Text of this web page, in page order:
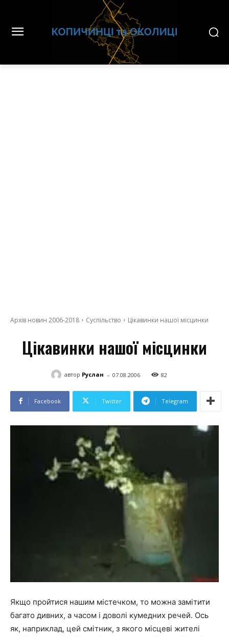
Архів новин 2006-2018 Суспільство Цікавинки нашої місцинки
Цікавинки нашої місцинки
автор Руслан - 07.08.2006 82
Facebook Twitter Telegram
Якщо пройтися нашим містечком, то можна замітити
багато дивних, а часом і доволі кумедних речей. Ось
як, наприклад, цей смітник, з якого місцеві жителі